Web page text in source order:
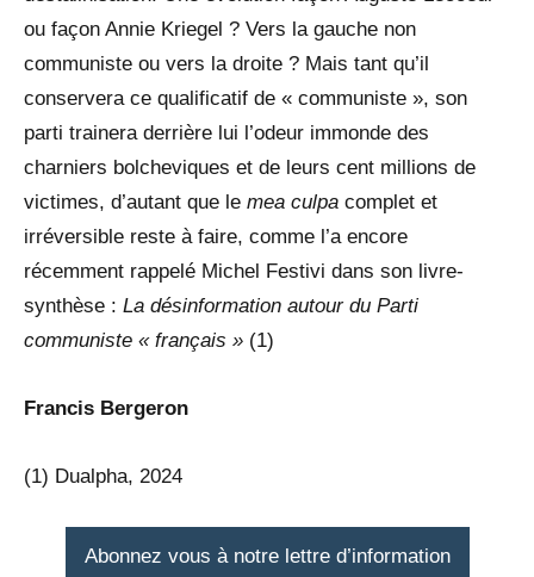
ou façon Annie Kriegel ? Vers la gauche non
communiste ou vers la droite ? Mais tant qu’il
conservera ce qualificatif de « communiste », son
parti trainera derrière lui l’odeur immonde des
charniers bolcheviques et de leurs cent millions de
victimes, d’autant que le mea culpa complet et
irréversible reste à faire, comme l’a encore
récemment rappelé Michel Festivi dans son livre-
synthèse : La désinformation autour du Parti
communiste « français » (1)
Francis Bergeron
(1) Dualpha, 2024
Abonnez vous à notre lettre d’information